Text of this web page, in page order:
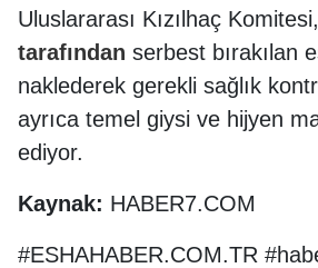
Uluslararası Kızılhaç
tarafından serbest bırakılan
naklederek gerekli sağlık
ayrıca temel giysi ve hijyen
ediyor.
Kaynak: HABER7.COM
#ESHAHABER.COM.TR